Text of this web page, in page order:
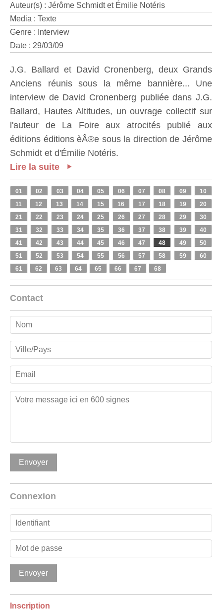
Auteur(s) : Jérôme Schmidt et Émilie Notéris
Media : Texte
Genre : Interview
Date : 29/03/09
J.G. Ballard et David Cronenberg, deux Grands
Anciens réunis sous la même bannière... Une
interview de David Cronenberg publiée dans J.G.
Ballard, Hautes Altitudes, un ouvrage collectif sur
l'auteur de La Foire aux atrocités publié aux
éditions éditions èÂ®e sous la direction de Jérôme
Schmidt et d'Émilie Notéris.
Lire la suite
01 02 03 04 05 06 07 08 09
10
11
12 13 14 15 16 17 18 19
20
21
22 23 24 25 26 27 28 29
30
31
32 33 34 35 36 37 38 39
40
41
42 43 44 45 46 47 48 49
50
51
52 53 54 55 56 57 58 59
60
61
62 63 64 65 66 67 68
Contact
Connexion
Inscription